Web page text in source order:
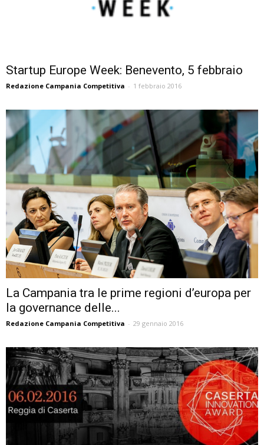
Startup Europe Week: Benevento, 5 febbraio
Redazione Campania Competitiva - 1 febbraio 2016
La Campania tra le prime regioni d’europa per
la governance delle...
Redazione Campania Competitiva - 29 gennaio 2016